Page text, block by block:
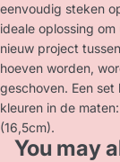
eenvoudig steken
ideale oplossing
nieuw project
hoeven worden,
geschoven. Een
kleuren in de
(16,5cm).
You may